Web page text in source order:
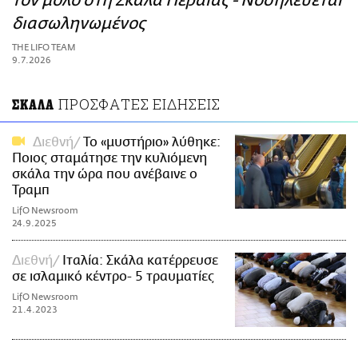
ΑΜΠΑ
PRINT
διασωληνωμένος
THE LIFO TEAM
9.7.2026
ΣΚΑΛΑ ΠΡΟΣΦΑΤΕΣ ΕΙΔΗΣΕΙΣ
Διεθνή
Το «μυστήριο» λύθηκε:
Ποιος σταμάτησε την κυλιόμενη
σκάλα την ώρα που ανέβαινε ο
Τραμπ
LifO Newsroom
24.9.2025
Διεθνή
Ιταλία: Σκάλα κατέρρευσε
σε ισλαμικό κέντρο- 5 τραυματίες
LifO Newsroom
21.4.2023